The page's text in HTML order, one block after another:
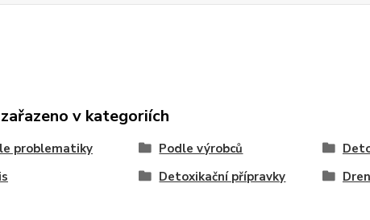
v kategoriích
problematiky Podle výrobců
Detoxikační přípravky